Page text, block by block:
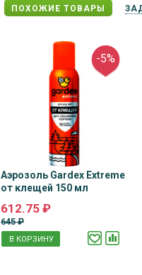
ПОХОЖИЕ ТОВАРЫ
-5%
Аэрозоль Gardex Extreme
от клещей 150 мл
612.75 ₽
645 ₽
В КОРЗИНУ